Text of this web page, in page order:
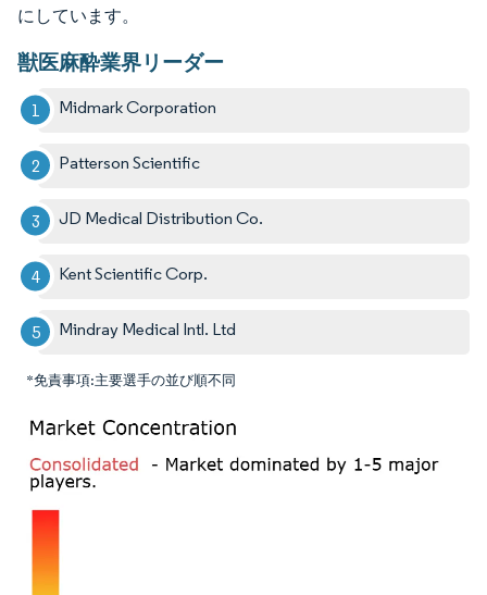
にしています。
獣医麻酔業界リーダー
Midmark Corporation
Patterson Scientific
JD Medical Distribution Co.
Kent Scientific Corp.
Mindray Medical Intl. Ltd
*免責事項:主要選手の並び順不同